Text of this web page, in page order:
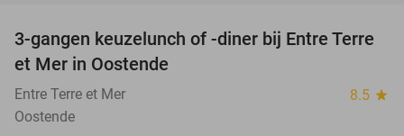
41%
3-gangen keuzelunch of -diner bij Entre Terre
et Mer in Oostende
Entre Terre et Mer 8.5 star
Oostende